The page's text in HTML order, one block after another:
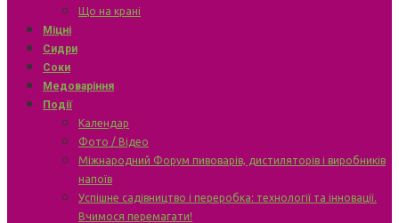
Що на крані
Міцні
Сидри
Соки
Медоваріння
Події
Календар
Фото / Відео
Міжнародний Форум пивоварів, дистиляторів і виробників
напоїв
Успішне садівництво і переробка: технології та інновації.
Вчимося перемагати!